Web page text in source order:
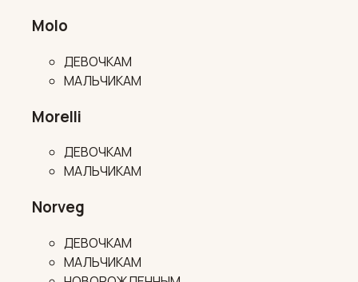
Molo
ДЕВОЧКАМ
МАЛЬЧИКАМ
Morelli
ДЕВОЧКАМ
МАЛЬЧИКАМ
Norveg
ДЕВОЧКАМ
МАЛЬЧИКАМ